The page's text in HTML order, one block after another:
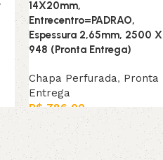
14X20mm,
Entrecentro=PADRAO,
Espessura 2,65mm, 2500 X
948 (Pronta Entrega)
Chapa Perfurada, Pronta
Entrega
R$786,00
Adicionar ao carrinho